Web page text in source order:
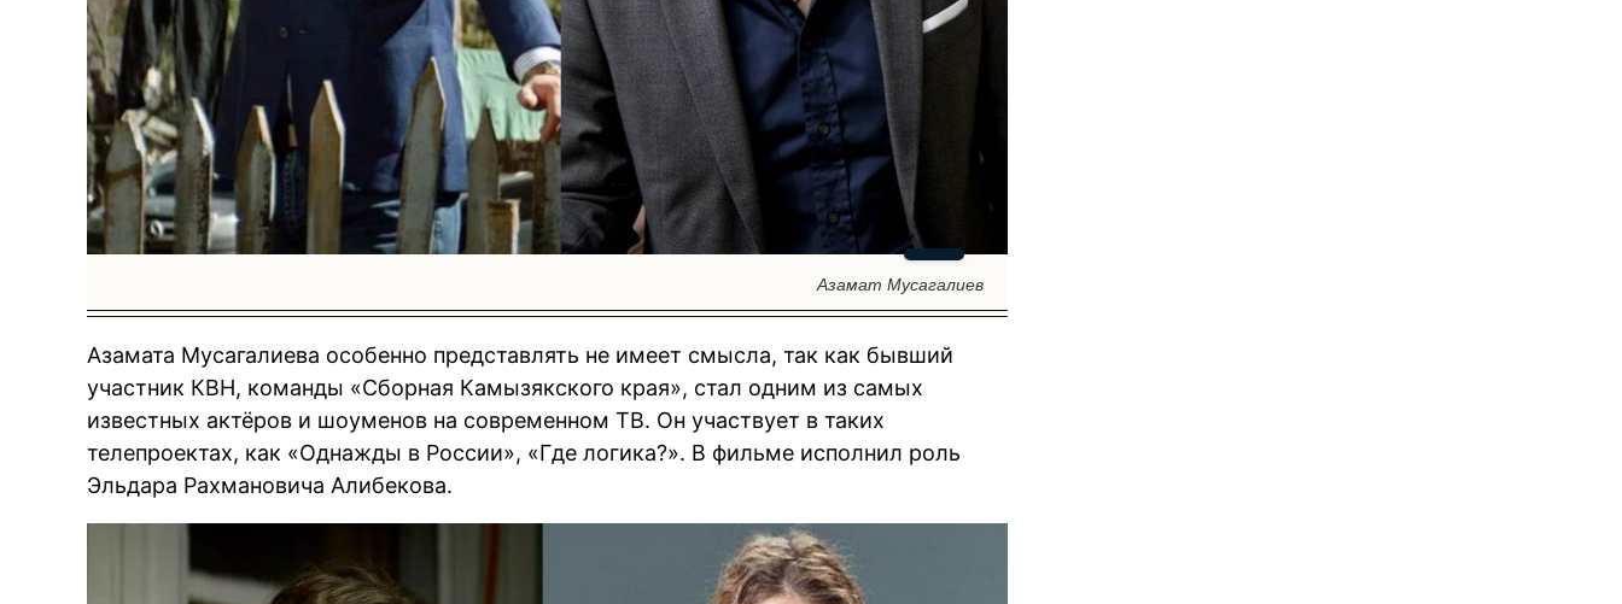
Азамат Мусагалиев
Азамата Мусагалиева особенно представлять не имеет смысла, так как бывший
участник КВН, команды «Сборная Камызякского края», стал одним из самых
известных актёров и шоуменов на современном ТВ. Он участвует в таких
телепроектах, как «Однажды в России», «Где логика?». В фильме исполнил роль
Эльдара Рахмановича Алибекова.